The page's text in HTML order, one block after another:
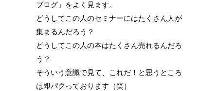
ブログ」をよく見ます。
どうしてこの人のセミナーにはたくさん人が
集まるんだろう？
どうしてこの人の本はたくさん売れるんだろ
う？
そういう意識で見て、これだ！と思うところ
は即パクっております（笑）